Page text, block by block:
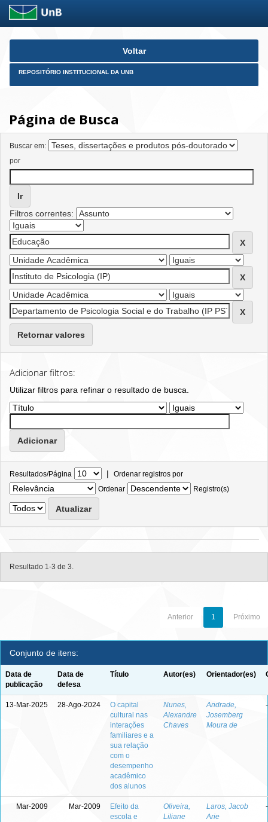
Skip
Voltar
REPOSITÓRIO INSTITUCIONAL DA UNB
Página de Busca
Buscar em:
por
Filtros correntes:
Retornar valores
Adicionar filtros:
Utilizar filtros para refinar o resultado de busca.
Resultados/Página | Ordenar registros por
Ordenar
Registro(s)
Resultado 1-3 de 3.
Anterior 1 Próximo
Conjunto de itens:
Data de
publicação
Data de
defesa
Título Autor(es) Orientador(es)
13-Mar-2025 28-Ago-2024
O capital
cultural nas
interações
familiares e a
sua relação
com o
desempenho
acadêmico
dos alunos
Nunes,
Alexandre
Chaves
Andrade,
Josemberg
Moura de
-
Mar-2009 Mar-2009
Efeito da
escola e
Oliveira,
Liliane
Laros, Jacob
Arie
-